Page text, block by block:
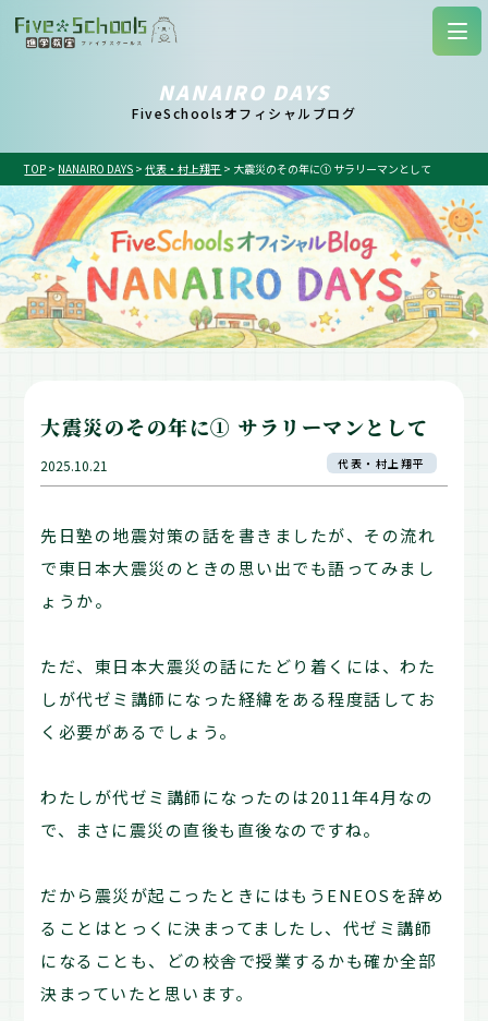
NANAIRO DAYS
FiveSchoolsオフィシャルブログ
TOP > NANAIRO DAYS >代表・村上翔平 > 大震災のその年に① サラリーマンとして
大震災のその年に① サラリーマンとして
2025.10.21 代表・村上翔平
先日塾の地震対策の話を書きましたが、その流れ
で東日本大震災のときの思い出でも語ってみまし
ょうか。
ただ、東日本大震災の話にたどり着くには、わた
しが代ゼミ講師になった経緯をある程度話してお
く必要があるでしょう。
わたしが代ゼミ講師になったのは2011年4月なの
で、まさに震災の直後も直後なのですね。
だから震災が起こったときにはもうENEOSを辞め
ることはとっくに決まってましたし、代ゼミ講師
になることも、どの校舎で授業するかも確か全部
決まっていたと思います。